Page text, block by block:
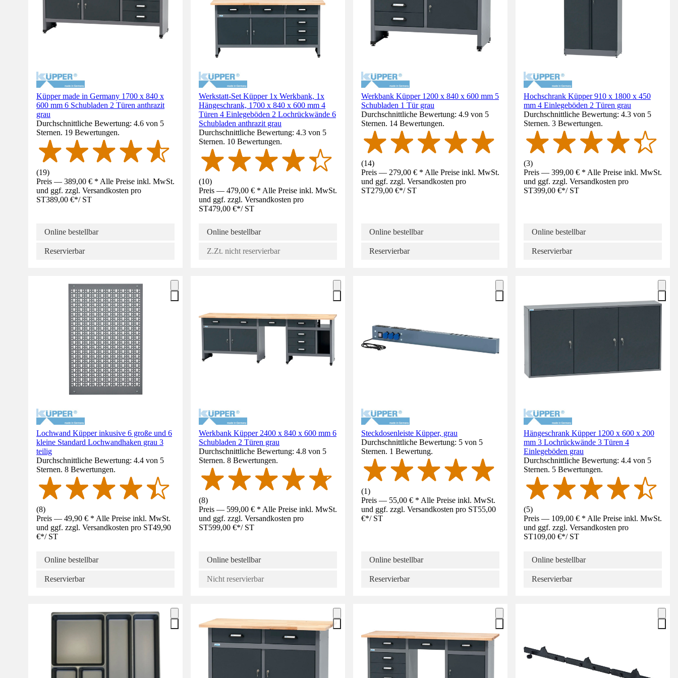
Küpper made in Germany 1700 x 840 x
600 mm 6 Schubladen 2 Türen anthrazit
grau
Durchschnittliche Bewertung: 4.6 von 5
Sternen. 19 Bewertungen.
(19)
Preis — 389,00 € * Alle Preise inkl. MwSt.
und ggf. zzgl. Versandkosten pro
ST389,00 €*/ ST
Online bestellbar
Reservierbar
Werkstatt-Set Küpper 1x Werkbank, 1x
Hängeschrank, 1700 x 840 x 600 mm 4
Türen 4 Einlegeböden 2 Lochrückwände 6
Schubladen anthrazit grau
Durchschnittliche Bewertung: 4.3 von 5
Sternen. 10 Bewertungen.
(10)
Preis — 479,00 € * Alle Preise inkl. MwSt.
und ggf. zzgl. Versandkosten pro
ST479,00 €*/ ST
Online bestellbar
Z.Zt. nicht reservierbar
Werkbank Küpper 1200 x 840 x 600 mm 5
Schubladen 1 Tür grau
Durchschnittliche Bewertung: 4.9 von 5
Sternen. 14 Bewertungen.
(14)
Preis — 279,00 € * Alle Preise inkl. MwSt.
und ggf. zzgl. Versandkosten pro
ST279,00 €*/ ST
Online bestellbar
Reservierbar
Hochschrank Küpper 910 x 1800 x 450
mm 4 Einlegeböden 2 Türen grau
Durchschnittliche Bewertung: 4.3 von 5
Sternen. 3 Bewertungen.
(3)
Preis — 399,00 € * Alle Preise inkl. MwSt.
und ggf. zzgl. Versandkosten pro
ST399,00 €*/ ST
Online bestellbar
Reservierbar
Lochwand Küpper inkusive 6 große und 6
kleine Standard Lochwandhaken grau 3
teilig
Durchschnittliche Bewertung: 4.4 von 5
Sternen. 8 Bewertungen.
(8)
Preis — 49,90 € * Alle Preise inkl. MwSt.
und ggf. zzgl. Versandkosten pro ST49,90
€*/ ST
Online bestellbar
Reservierbar
Werkbank Küpper 2400 x 840 x 600 mm 6
Schubladen 2 Türen grau
Durchschnittliche Bewertung: 4.8 von 5
Sternen. 8 Bewertungen.
(8)
Preis — 599,00 € * Alle Preise inkl. MwSt.
und ggf. zzgl. Versandkosten pro
ST599,00 €*/ ST
Online bestellbar
Nicht reservierbar
Steckdosenleiste Küpper, grau
Durchschnittliche Bewertung: 5 von 5
Sternen. 1 Bewertung.
(1)
Preis — 55,00 € * Alle Preise inkl. MwSt.
und ggf. zzgl. Versandkosten pro ST55,00
€*/ ST
Online bestellbar
Reservierbar
Hängeschrank Küpper 1200 x 600 x 200
mm 3 Lochrückwände 3 Türen 4
Einlegeböden grau
Durchschnittliche Bewertung: 4.4 von 5
Sternen. 5 Bewertungen.
(5)
Preis — 109,00 € * Alle Preise inkl. MwSt.
und ggf. zzgl. Versandkosten pro
ST109,00 €*/ ST
Online bestellbar
Reservierbar